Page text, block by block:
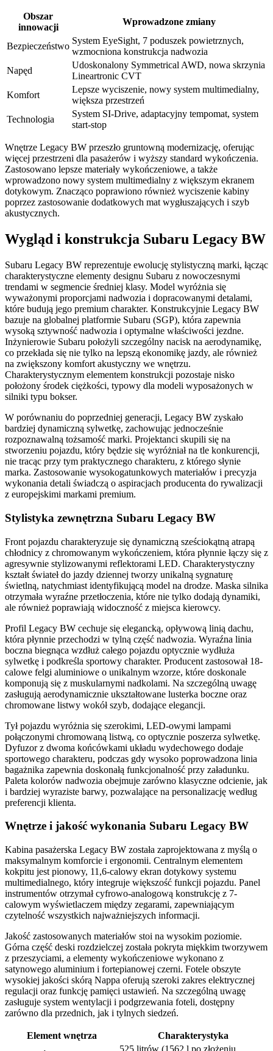
Obszar
innowacji
Wprowadzone zmiany
Bezpieczeństwo
System EyeSight, 7 poduszek powietrznych,
wzmocniona konstrukcja nadwozia
Napęd
Udoskonalony Symmetrical AWD, nowa skrzynia
Lineartronic CVT
Komfort
Lepsze wyciszenie, nowy system multimedialny,
większa przestrzeń
Technologia
System SI-Drive, adaptacyjny tempomat, system
start-stop
Wnętrze Legacy BW przeszło gruntowną modernizację, oferując
więcej przestrzeni dla pasażerów i wyższy standard wykończenia.
Zastosowano lepsze materiały wykończeniowe, a także
wprowadzono nowy system multimedialny z większym ekranem
dotykowym. Znacząco poprawiono również wyciszenie kabiny
poprzez zastosowanie dodatkowych mat wygłuszających i szyb
akustycznych.
Wygląd i konstrukcja Subaru Legacy BW
Subaru Legacy BW reprezentuje ewolucję stylistyczną marki, łącząc
charakterystyczne elementy designu Subaru z nowoczesnymi
trendami w segmencie średniej klasy. Model wyróżnia się
wyważonymi proporcjami nadwozia i dopracowanymi detalami,
które budują jego premium charakter. Konstrukcyjnie Legacy BW
bazuje na globalnej platformie Subaru (SGP), która zapewnia
wysoką sztywność nadwozia i optymalne właściwości jezdne.
Inżynierowie Subaru położyli szczególny nacisk na aerodynamikę,
co przekłada się nie tylko na lepszą ekonomikę jazdy, ale również
na zwiększony komfort akustyczny we wnętrzu.
Charakterystycznym elementem konstrukcji pozostaje nisko
położony środek ciężkości, typowy dla modeli wyposażonych w
silniki typu bokser.
W porównaniu do poprzedniej generacji, Legacy BW zyskało
bardziej dynamiczną sylwetkę, zachowując jednocześnie
rozpoznawalną tożsamość marki. Projektanci skupili się na
stworzeniu pojazdu, który będzie się wyróżniał na tle konkurencji,
nie tracąc przy tym praktycznego charakteru, z którego słynie
marka. Zastosowanie wysokogatunkowych materiałów i precyzja
wykonania detali świadczą o aspiracjach producenta do rywalizacji
z europejskimi markami premium.
Stylistyka zewnętrzna Subaru Legacy BW
Front pojazdu charakteryzuje się dynamiczną sześciokątną atrapą
chłodnicy z chromowanym wykończeniem, która płynnie łączy się z
agresywnie stylizowanymi reflektorami LED. Charakterystyczny
kształt świateł do jazdy dziennej tworzy unikalną sygnaturę
świetlną, natychmiast identyfikującą model na drodze. Maska silnika
otrzymała wyraźne przetłoczenia, które nie tylko dodają dynamiki,
ale również poprawiają widoczność z miejsca kierowcy.
Profil Legacy BW cechuje się elegancką, opływową linią dachu,
która płynnie przechodzi w tylną część nadwozia. Wyraźna linia
boczna biegnąca wzdłuż całego pojazdu optycznie wydłuża
sylwetkę i podkreśla sportowy charakter. Producent zastosował 18-
calowe felgi aluminiowe o unikalnym wzorze, które doskonale
komponują się z muskularnymi nadkolami. Na szczególną uwagę
zasługują aerodynamicznie ukształtowane lusterka boczne oraz
chromowane listwy wokół szyb, dodające elegancji.
Tył pojazdu wyróżnia się szerokimi, LED-owymi lampami
połączonymi chromowaną listwą, co optycznie poszerza sylwetkę.
Dyfuzor z dwoma końcówkami układu wydechowego dodaje
sportowego charakteru, podczas gdy wysoko poprowadzona linia
bagażnika zapewnia doskonałą funkcjonalność przy załadunku.
Paleta kolorów nadwozia obejmuje zarówno klasyczne odcienie, jak
i bardziej wyraziste barwy, pozwalające na personalizację według
preferencji klienta.
Wnętrze i jakość wykonania Subaru Legacy BW
Kabina pasażerska Legacy BW została zaprojektowana z myślą o
maksymalnym komforcie i ergonomii. Centralnym elementem
kokpitu jest pionowy, 11,6-calowy ekran dotykowy systemu
multimedialnego, który integruje większość funkcji pojazdu. Panel
instrumentów otrzymał cyfrowo-analogową konstrukcję z 7-
calowym wyświetlaczem między zegarami, zapewniającym
czytelność wszystkich najważniejszych informacji.
Jakość zastosowanych materiałów stoi na wysokim poziomie.
Górna część deski rozdzielczej została pokryta miękkim tworzywem
z przeszyciami, a elementy wykończeniowe wykonano z
satynowego aluminium i fortepianowej czerni. Fotele obszyte
wysokiej jakości skórą Nappa oferują szeroki zakres elektrycznej
regulacji oraz funkcję pamięci ustawień. Na szczególną uwagę
zasługuje system wentylacji i podgrzewania foteli, dostępny
zarówno dla przednich, jak i tylnych siedzeń.
Element wnętrza
Charakterystyka